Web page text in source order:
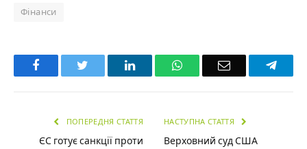
Фінанси
Facebook LinkedInWhatsAppEmail
ПОПЕРЕДНЯ СТАТТЯ
ЄС готує санкції проти
НАСТУПНА СТАТТЯ
Верховний суд США